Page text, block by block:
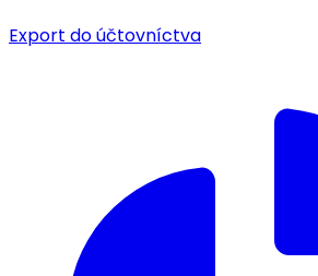
Export do účtovníctva